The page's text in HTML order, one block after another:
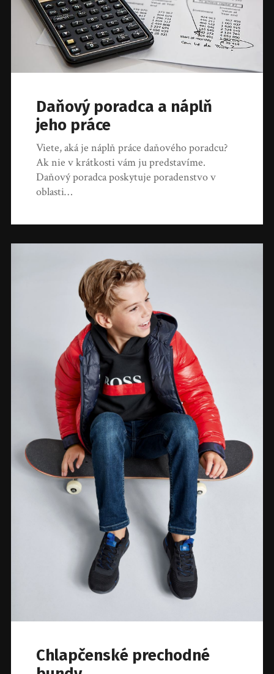
Daňový poradca a náplň
jeho práce
Viete, aká je náplň práce daňového poradcu?
Ak nie v krátkosti vám ju predstavíme.
Daňový poradca poskytuje poradenstvo v
oblasti…
Chlapčenské prechodné